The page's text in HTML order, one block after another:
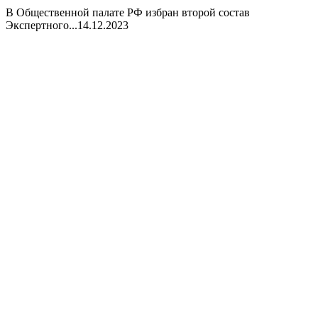
В Общественной палате РФ избран второй состав
Экспертного...14.12.2023